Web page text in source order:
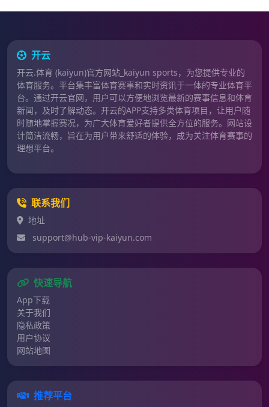
开云
开云.体育 (kaiyun)官方网站_kaiyun sports，为您提供专业的
体育服务。平台集丰富体育赛事和实时资讯于一体的专业体育平
台。通过开云官网，用户可以方便地浏览最新的赛事信息和体育
新闻，及时了解动态。开云的APP支持多类体育项目，让用户随
时随地掌握赛况，为广大体育爱好者提供全方位的服务。网站设
计简洁流畅，旨在为用户带来舒适的体验，成为关注体育赛事的
理想平台。
联系我们
地址
support@hub-vip-kaiyun.com
快速导航
App下载
关于我们
隐私政策
用户协议
网站地图
推荐平台